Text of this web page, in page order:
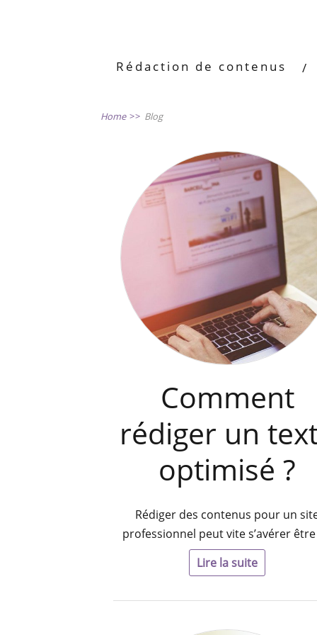
Rédaction de contenus
Home >> Blog
Comment
rédiger un
optimisé ?
Rédiger des contenus pour un
professionnel peut vite s’avérer
Lire la suite